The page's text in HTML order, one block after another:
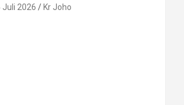
Juli 2026 Kr Joho